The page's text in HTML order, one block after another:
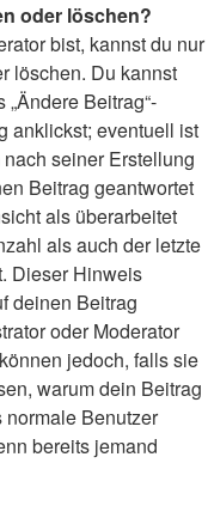
oder löschen?
bist, kannst du nur
löschen. Du kannst
Beitrag“-
anklickst; eventuell ist
seiner Erstellung
Beitrag geantwortet
als überarbeitet
als auch der letzte
Dieser Hinweis
deinen Beitrag
oder Moderator
jedoch, falls sie
warum dein Beitrag
normale Benutzer
bereits jemand